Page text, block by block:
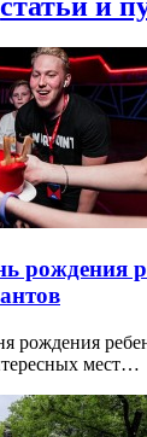
рождения
рождения
мест…